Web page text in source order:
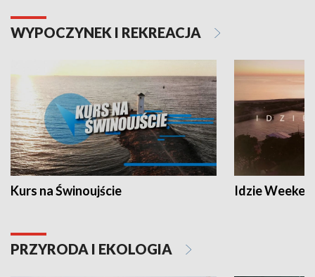
WYPOCZYNEK I REKREACJA
Kurs na Świnoujście Idzie
PRZYRODA I EKOLOGIA